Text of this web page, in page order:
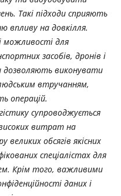
Такі підходи сприяють
впливу на довкілля.
можливості для
засобів, дронів і
дозволяють виконувати
втручанням,
операцій.
супроводжується
витрат на
великих обсягів якісних
спеціалістах для
Крім того, важливими
даних і